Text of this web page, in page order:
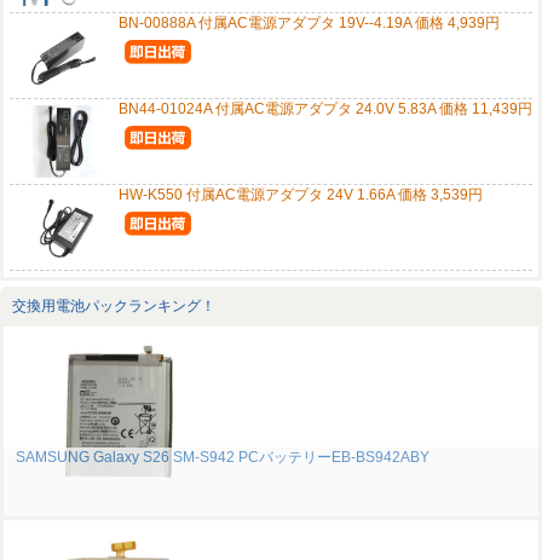
BN-00888A 付属AC電源アダプタ 19V--4.19A 価格 4,939円
BN44-01024A 付属AC電源アダプタ 24.0V 5.83A 価格 11,439円
HW-K550 付属AC電源アダプタ 24V 1.66A 価格 3,539円
交換用電池パックランキング！
SAMSUNG Galaxy S26 SM-S942 PCバッテリーEB-BS942ABY